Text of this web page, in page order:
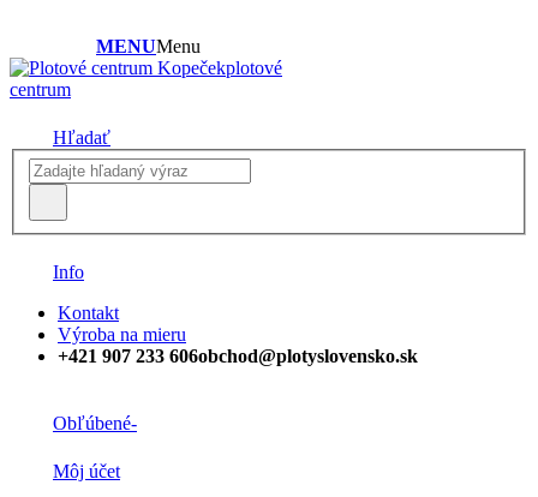
MENUMenu
plotové
centrum
Hľadať
Info
Kontakt
Výroba na mieru
+421 907 233 606obchod@plotyslovensko.sk
Obľúbené-
Môj účet